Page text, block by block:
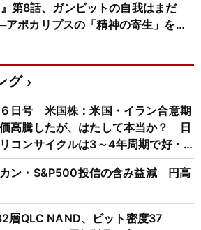
第8話、ガンビットの自我はまだ
ポカリプスの「精神の寄生」を神
グ
日号 米国株：米国・イラン合意期
高騰したが、はたして本当か？ 日
コンサイクルは3～4年周期で好・
め注意
ン・S&P500投信の含み益減 円高
層QLC NAND、ビット密度37